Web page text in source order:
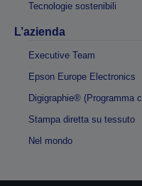
Tecnologie sostenibili
L’azienda
Executive Team
Epson Europe Electronics
Digigraphie® (Programma
Stampa diretta su tessuto
Nel mondo